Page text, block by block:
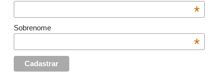
*
Sobrenome
*